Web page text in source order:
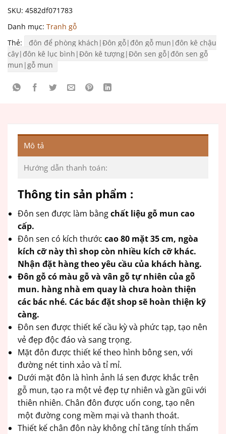
SKU: 4582df071783
Danh mục: Tranh gỗ
Thẻ:
đôn để phòng khách|Đôn gỗ|đôn gỗ mun|đôn kê chậu
cây|đôn kê lục bình|Đôn kê tượng|Đôn sen gỗ|đôn sen gỗ
mun|gỗ mun
Mô tả
Hướng dẫn thanh toán:
Thông tin sản phẩm :
Đôn sen được làm bằngchất liệu gỗ mun cao
cấp.
Đôn sen có kích thước cao 80 mặt 35 cm, ngòa
kích cỡ này thì shop còn nhiều kích cỡ khác.
Nhận đặt hàng theo yêu cầu của khách hàng.
Đôn gỗ có màu gỗ và vân gỗ tự nhiên của gỗ
mun. hàng nhà em quay là chưa hoàn thiện
các bác nhé. Các bác đặt shop sẽ hoàn thiện kỹ
càng.
Đôn sen được thiết kế cầu kỳ và phức tạp, tạo nên
vẻ đẹp độc đáo và sang trọng.
Mặt đôn được thiết kế theo hình bông sen, với
đường nét tinh xảo và tỉ mỉ.
Dưới mặt đôn là hình ảnh lá sen được khắc trên
gỗ mun, tạo ra một vẻ đẹp tự nhiên và gần gũi với
thiên nhiên. Chân đôn được uốn cong, tạo nên
một đường cong mềm mại và thanh thoát.
Thiết kế chân đôn này không chỉ tăng tính thẩm